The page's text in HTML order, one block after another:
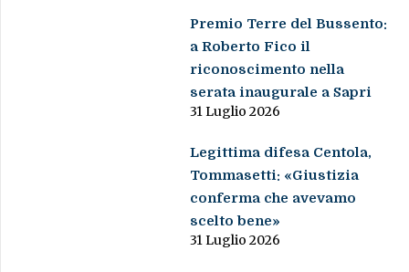
Premio Terre del Bussento:
a Roberto Fico il
riconoscimento nella
serata inaugurale a Sapri
31 Luglio 2026
Legittima difesa Centola,
Tommasetti: «Giustizia
conferma che avevamo
scelto bene»
31 Luglio 2026